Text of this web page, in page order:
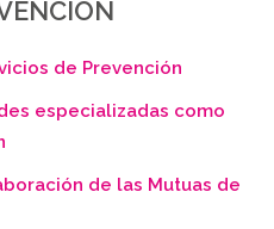
de Prevención
especializadas como
de las Mutuas de